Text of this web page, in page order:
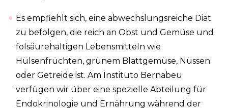
Es empfiehlt sich, eine abwechslungsreiche Diät
zu befolgen, die reich an Obst und Gemüse und
folsäurehaltigen Lebensmitteln wie
Hülsenfrüchten, grünem Blattgemüse, Nüssen
oder Getreide ist. Am Instituto Bernabeu
verfügen wir über eine spezielle Abteilung für
Endokrinologie und Ernährung während der